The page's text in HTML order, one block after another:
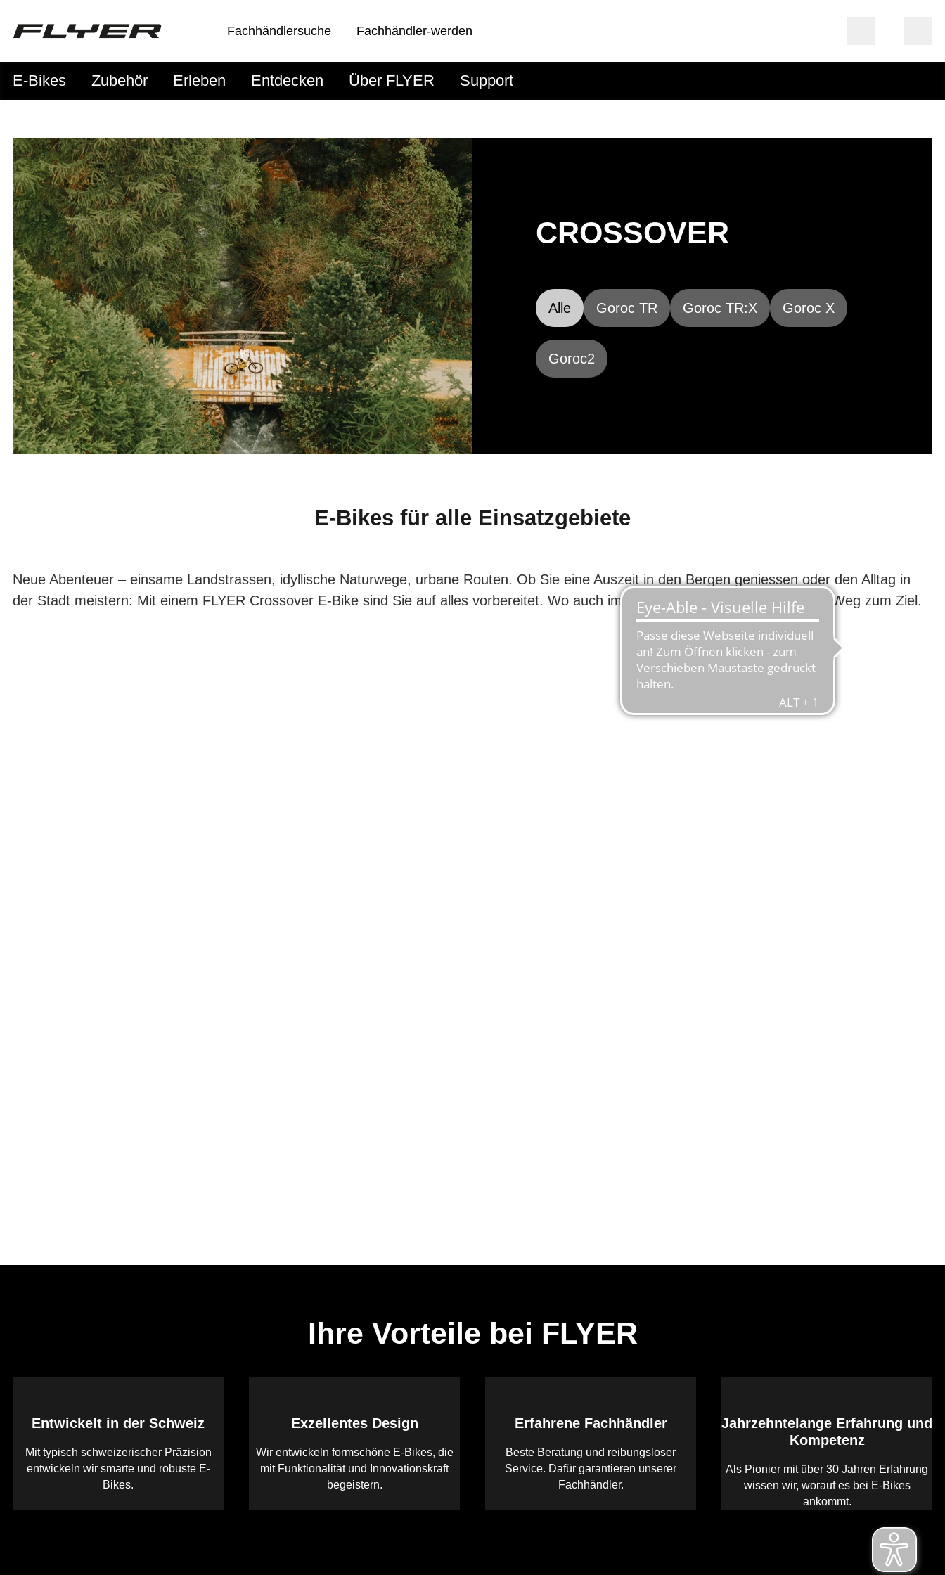
Fachhändlersuche Fachhändler-werden
E-Bikes Zubehör Erleben Entdecken Über FLYER Support
CROSSOVER
Alle Goroc TR Goroc TR:X Goroc X
Goroc2
E-Bikes für alle Einsatzgebiete
Neue Abenteuer – einsame Landstrassen, idyllische Naturwege, urbane Routen. Ob Sie eine Auszeit in den Bergen geniessen oder den Alltag in
der Stadt meistern: Mit einem FLYER Crossover E-Bike sind Sie auf alles vorbereitet. Wo auch immer Sie unterwegs sind, wird der Weg zum Ziel.
Ihre Vorteile bei FLYER
Entwickelt in der Schweiz
Mit typisch schweizerischer Präzision
entwickeln wir smarte und robuste E-
Bikes.
Exzellentes Design
Wir entwickeln formschöne E-Bikes, die
mit Funktionalität und Innovationskraft
begeistern.
Erfahrene Fachhändler
Beste Beratung und reibungsloser
Service. Dafür garantieren unserer
Fachhändler.
Jahrzehntelange Erfahrung und
Kompetenz
Als Pionier mit über 30 Jahren Erfahrung
wissen wir, worauf es bei E-Bikes
ankommt.